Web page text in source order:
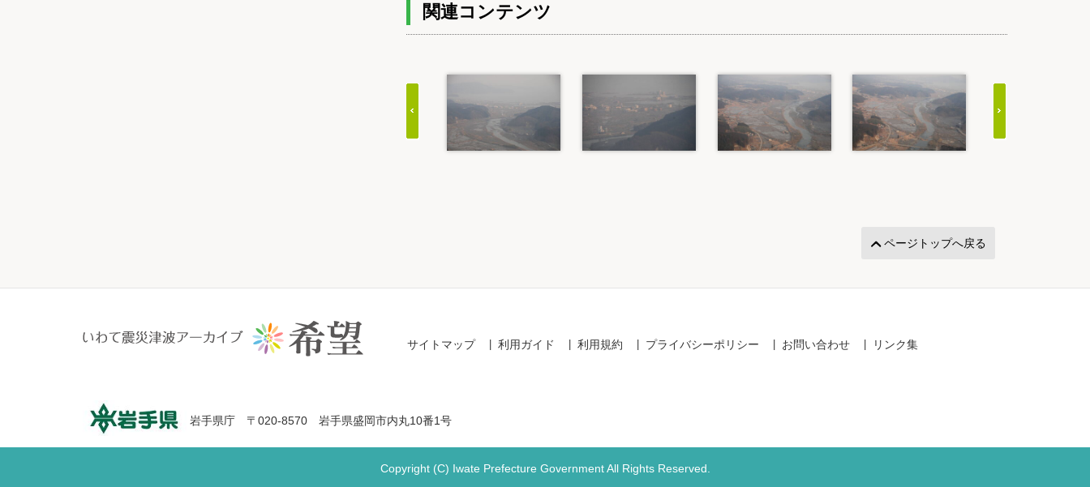
関連コンテンツ
ページトップへ戻る
サイトマップ 利用ガイド 利用規約 プライバシーポリシー お問い合わせ リンク集
岩手県庁 〒020-8570 岩手県盛岡市内丸10番1号
Copyright (C) Iwate Prefecture Government All Rights Reserved.